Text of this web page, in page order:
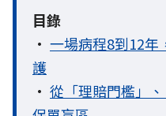
目錄
• 一場病程8到12年
護
• 從「理賠門檻」